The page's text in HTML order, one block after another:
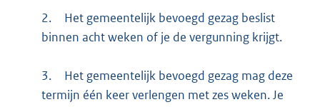
2.
Het gemeentelijk bevoegd gezag beslist
binnen acht weken of je de vergunning krijgt.
3.
Het gemeentelijk bevoegd gezag mag deze
termijn één keer verlengen met zes weken. Je